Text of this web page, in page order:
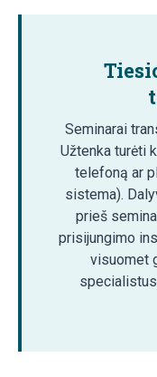
Seminarai
Užtenka turėti
telefoną ar
sistema).
prieš
prisijungimo
visuomet